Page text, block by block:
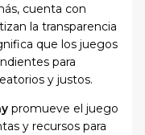
cuenta con
la transparencia
que los juegos
para
y justos.
promueve el juego
y recursos para